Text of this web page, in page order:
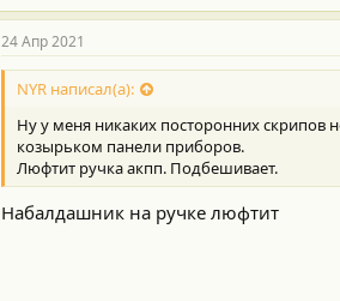
24 Апр 2021
NYR написал(а):
Ну у меня никаких посторонних скрипов
козырьком панели приборов.
Люфтит ручка акпп. Подбешивает.
Набалдашник на ручке люфтит